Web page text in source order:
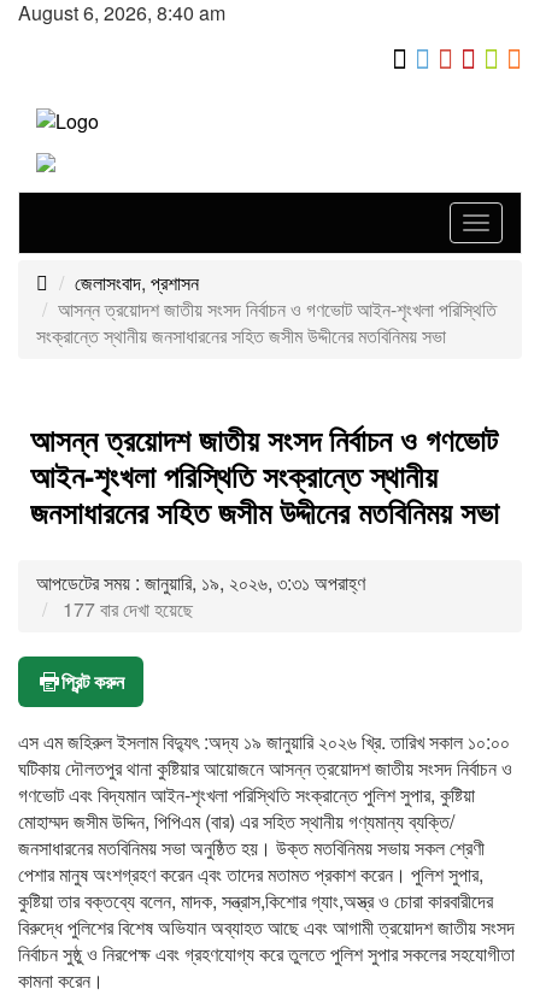
August 6, 2026, 8:40 am
Toggle
জেলাসংবাদ, প্রশাসন
আসন্ন ত্রয়োদশ জাতীয় সংসদ নির্বাচন ও গণভোট আইন-শৃংখলা পরিস্থিতি
সংক্রান্তে স্থানীয় জনসাধারনের সহিত জসীম উদ্দীনের মতবিনিময় সভা
আসন্ন ত্রয়োদশ জাতীয় সংসদ নির্বাচন ও গণভোট
আইন-শৃংখলা পরিস্থিতি সংক্রান্তে স্থানীয়
জনসাধারনের সহিত জসীম উদ্দীনের মতবিনিময় সভা
আপডেটের সময় : জানুয়ারি, ১৯, ২০২৬, ৩:৩১ অপরাহ্ণ
177 বার দেখা হয়েছে
প্রিন্ট করুন
এস এম জহিরুল ইসলাম বিদ্যুৎ :অদ্য ১৯ জানুয়ারি ২০২৬ খ্রি. তারিখ সকাল ১০:০০
ঘটিকায় দৌলতপুর থানা কুষ্টিয়ার আয়োজনে আসন্ন ত্রয়োদশ জাতীয় সংসদ নির্বাচন ও
গণভোট এবং বিদ্যমান আইন-শৃংখলা পরিস্থিতি সংক্রান্তে পুলিশ সুপার, কুষ্টিয়া
মোহাম্মদ জসীম উদ্দিন, পিপিএম (বার) এর সহিত স্থানীয় গণ্যমান্য ব্যক্তি/
জনসাধারনের মতবিনিময় সভা অনুষ্ঠিত হয়। উক্ত মতবিনিময় সভায় সকল শ্রেণী
পেশার মানুষ অংশগ্রহণ করেন এ্বং তাদের মতামত প্রকাশ করেন। পুলিশ সুপার,
কুষ্টিয়া তার বক্তব্যে বলেন, মাদক, সন্ত্রাস,কিশোর গ্যাং,অস্ত্র ও চোরা কারবারীদের
বিরুদ্ধে পুলিশের বিশেষ অভিযান অব্যাহত আছে এবং আগামী ত্রয়োদশ জাতীয় সংসদ
নির্বাচন সুষ্ঠু ও নিরপেক্ষ এবং গ্রহণযোগ্য করে তুলতে পুলিশ সুপার সকলের সহযোগীতা
কামনা করেন।